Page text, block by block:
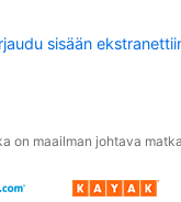
sisään
on maailman johtava